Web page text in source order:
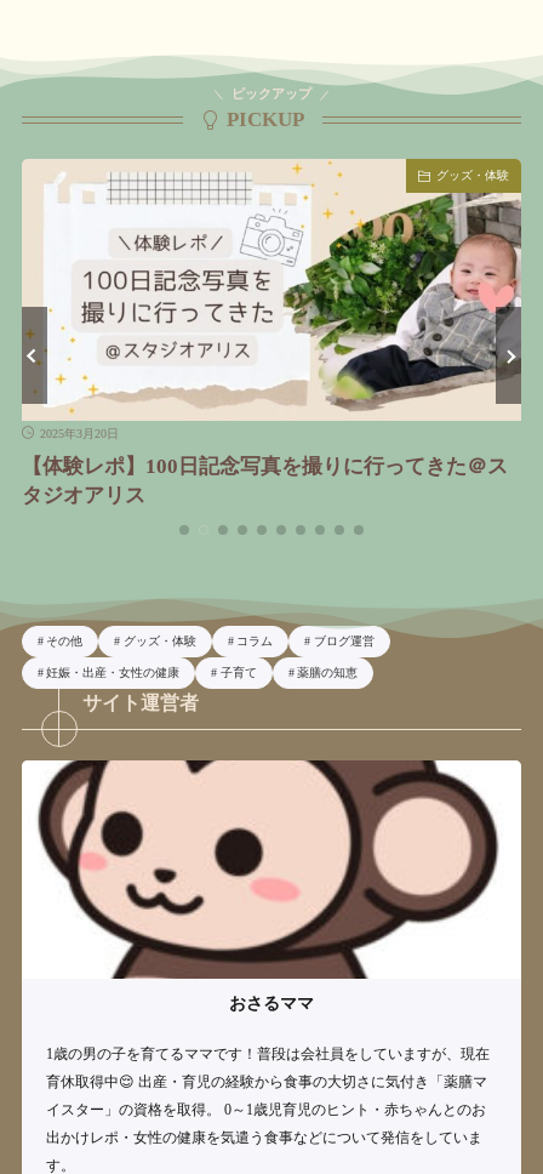
PICKUP
ピックアップ
グッズ・体験
ってきた＠ス
ベビーベッド卒業！家族みんなが快適
その他 グッズ・体験 コラム ブログ運営
妊娠・出産・女性の健康 子育て 薬膳の知恵
サイト運営者
おさるママ
1歳の男の子を育てるママです！普段は会社員をしていますが、現在
育休取得中😌 出産・育児の経験から食事の大切さに気付き「薬膳マ
イスター」の資格を取得。 0～1歳児育児のヒント・赤ちゃんとのお
出かけレポ・女性の健康を気遣う食事などについて発信をしていま
す。